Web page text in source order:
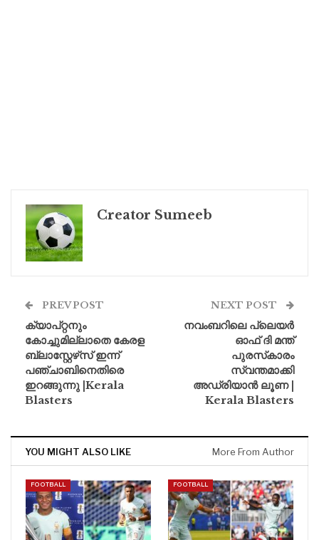
Creator Sumeeb
PREV POST
ക്യാപ്റ്റനും
കോച്ചുമില്ലാതെ കേരള
ബ്ലാസ്റ്റേഴ്‌സ് ഇന്ന്
പഞ്ചാബിനെതിരെ
ഇറങ്ങുന്നു |Kerala
Blasters
NEXT POST
നവംബറിലെ പ്ലെയർ
ഓഫ് ദി മന്ത്
പുരസ്‌കാരം
സ്വന്തമാക്കി
അഡ്രിയാൻ ലൂണ |
Kerala Blasters
YOU MIGHT ALSO LIKE More From Author
FOOTBALL FOOTBALL